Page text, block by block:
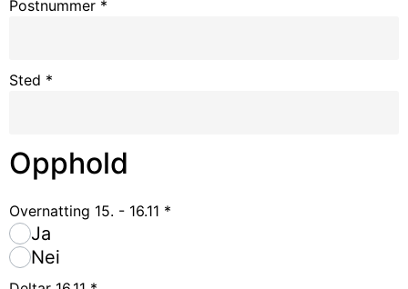
Postnummer *
Sted *
Opphold
Overnatting 15. - 16.11 *
Ja
Nei